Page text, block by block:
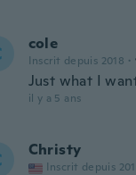
cole
Inscrit depuis 2018 ·
Just what I
il y a 5 ans
Christy
Inscrit depuis